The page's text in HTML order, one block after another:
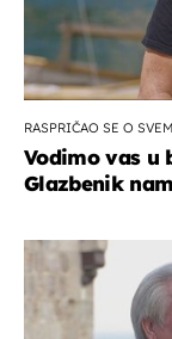
RASPRIČAO SE O
Vodimo vas u
Glazbenik